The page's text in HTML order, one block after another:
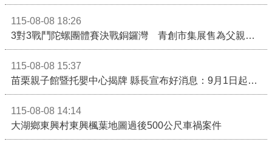
115-08-08 18:26
3對3戰鬥陀螺團體賽決戰銅鑼灣 青創市集展售為父親節增添繽紛
115-08-08 15:37
苗栗親子館暨托嬰中心揭牌 縣長宣布好消息：9月1日起調降臨時托嬰費用
115-08-08 14:14
大湖鄉東興村東興楓葉地圖過後500公尺車禍案件